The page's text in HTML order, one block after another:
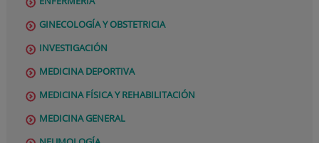
GINECOLOGÍA Y OBSTETRICIA
INVESTIGACIÓN
MEDICINA DEPORTIVA
MEDICINA FÍSICA Y REHABILITACIÓN
MEDICINA GENERAL